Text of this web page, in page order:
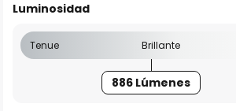
Luminosidad
Tenue Brillante
886 Lúmenes